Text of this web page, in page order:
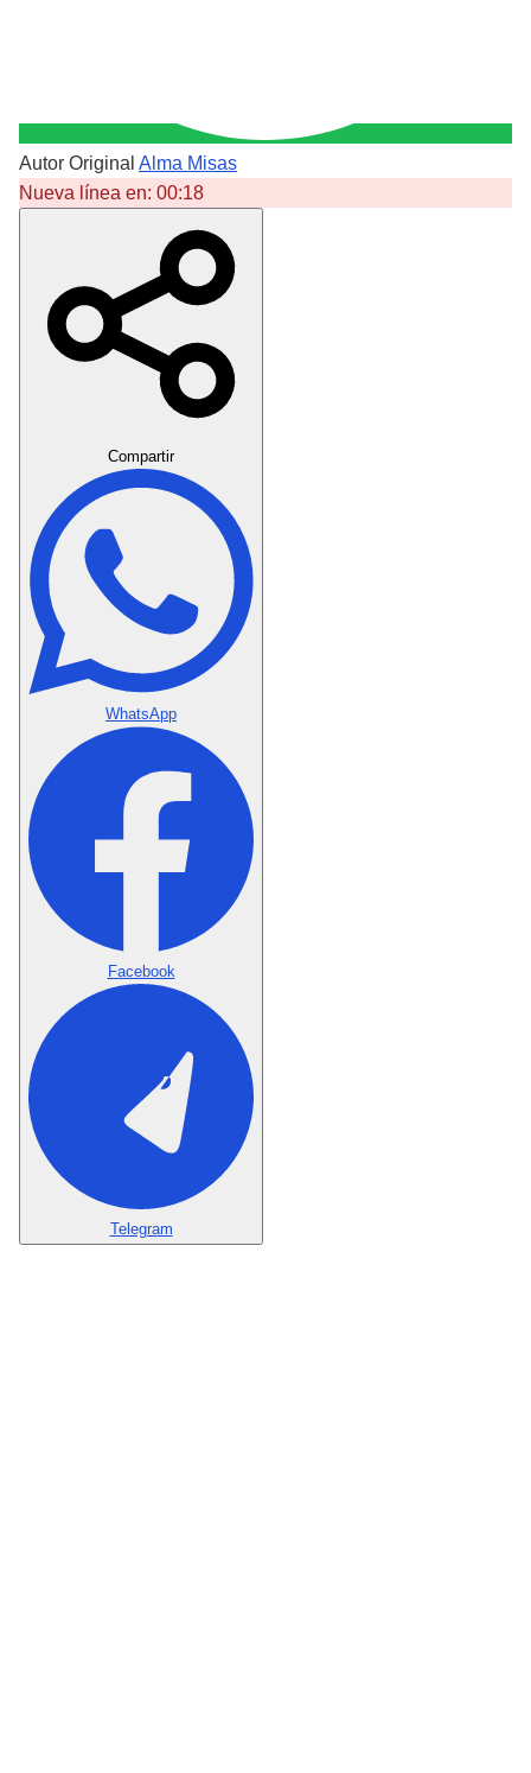
Autor Original Alma Misas
Nueva línea en: 00:18
Compartir
WhatsApp
Facebook
Telegram